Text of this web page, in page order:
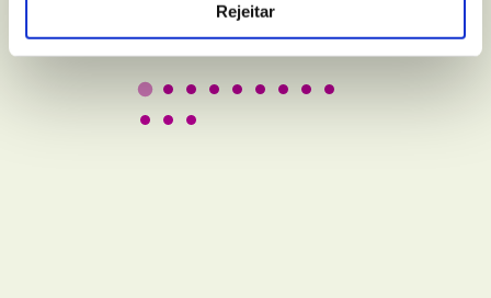
Rejeitar